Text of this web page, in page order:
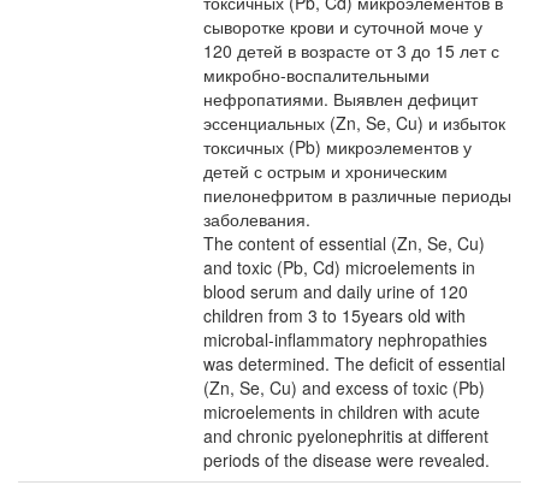
сыворотке крови и суточной моче у
120 детей в возрасте от 3 до 15 лет с
микробно-воспалительными
нефропатиями. Выявлен дефицит
эссенциальных (Zn, Se, Cu) и избыток
токсичных (Pb) микроэлементов у
детей с острым и хроническим
пиелонефритом в различные периоды
заболевания.
The content of essential (Zn, Se, Cu)
and toxic (Pb, Cd) microelements in
blood serum and daily urine of 120
children from 3 to 15years old with
microbal-inflammatory nephropathies
was determined. The deficit of essential
(Zn, Se, Cu) and excess of toxic (Pb)
microelements in children with acute
and chronic pyelonephritis at different
periods of the disease were revealed.